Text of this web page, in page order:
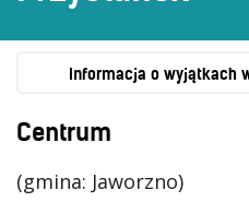
Schemat
Informacja o wyjątkach
Centrum
(gmina: Jaworzno)